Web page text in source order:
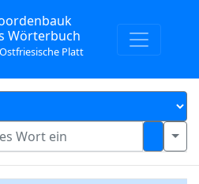
Wörterbuch
Platt